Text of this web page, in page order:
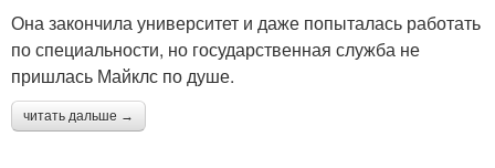
Она закончила университет и даже попыталась работать
по специальности, но государственная служба не
пришлась Майклс по душе.
читать дальше →